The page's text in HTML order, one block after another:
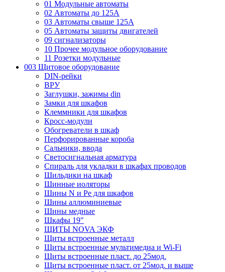
01 Модульные автоматы
02 Автоматы до 125А
03 Автоматы свыше 125А
05 Автоматы защиты двигателей
09 сигнализаторы
10 Прочее модульное оборудование
11 Розетки модульные
003 Щитовое оборудование
DIN-рейки
ВРУ
Заглушки, зажимы din
Замки для шкафов
Клеммники для шкафов
Кросс-модули
Обогреватели в шкаф
Перфорированные короба
Сальники, ввода
Светосигнальная арматура
Спираль для укладки в шкафах проводов
Шильдики на шкаф
Шинные иоляторы
Шины N и Pe для шкафов
Шины аллюминиевые
Шины медные
Шкафы 19"
ЩИТЫ NOVA ЭКФ
Щиты встроенные металл
Щиты встроенные мультимедиа и Wi-Fi
Щиты встроенные пласт. до 25мод.
Щиты встроенные пласт. от 25мод. и выше